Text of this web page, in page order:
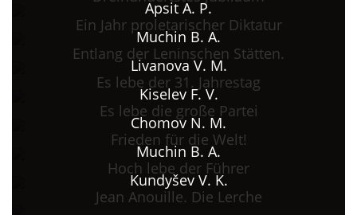
Apsit A. P.
Ein Jahr proletarischer Diktatur
Muchin B. A.
Entlang der Leninschen Stätten.
Livanova V. M.
Es lebe der 31. Jahrestag
Kiselev F. V.
Es lebe die große Partei
Chomov N. M.
Frieden für die Welt!
Muchin B. A.
Hoch lebe der Führer
Kundyšev V. K.
Jean Anouille. Die Lerche